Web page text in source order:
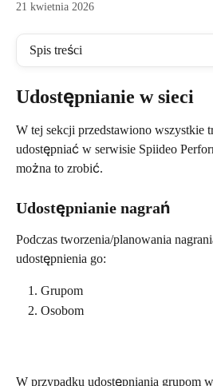
21 kwietnia 2026
Spis treści
Udostępnianie w sieci
W tej sekcji przedstawiono wszystkie
udostępniać w serwisie Spiideo
można to zrobić.
Udostępnianie nagrań
Podczas tworzenia/planowania
udostępnienia go:
Grupom
Osobom
W przypadku udostępniania grupom